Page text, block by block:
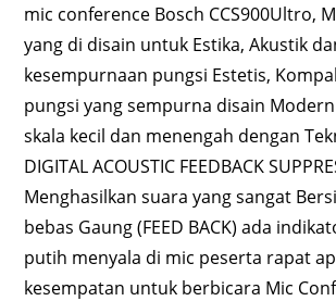
mic conference Bosch CCS900Ultro,
yang di disain untuk Estika, Akustik
kesempurnaan pungsi Estetis,
pungsi yang sempurna disain
skala kecil dan menengah dengan
DIGITAL ACOUSTIC FEEDBACK
Menghasilkan suara yang sangat
bebas Gaung (FEED BACK) ada
putih menyala di mic peserta rapat
kesempatan untuk berbicara Mic